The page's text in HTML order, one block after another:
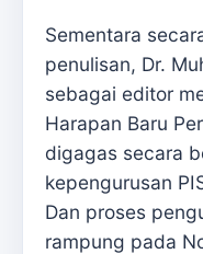
Sementara
penulisan, Dr.
sebagai editor
Harapan Baru
digagas secara
kepengurusan
Dan proses
rampung pada